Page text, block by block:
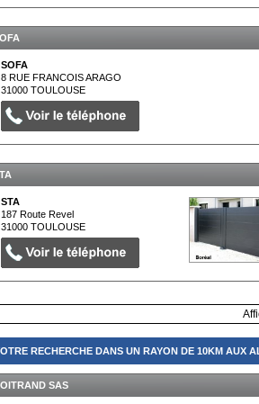
SOFA
8 RUE FRANCOIS ARAGO
31000TOULOUSE
STA
187 Route Revel
31000TOULOUSE
RECHERCHE DANS UN RAYON DE 10KM AUX
SAS